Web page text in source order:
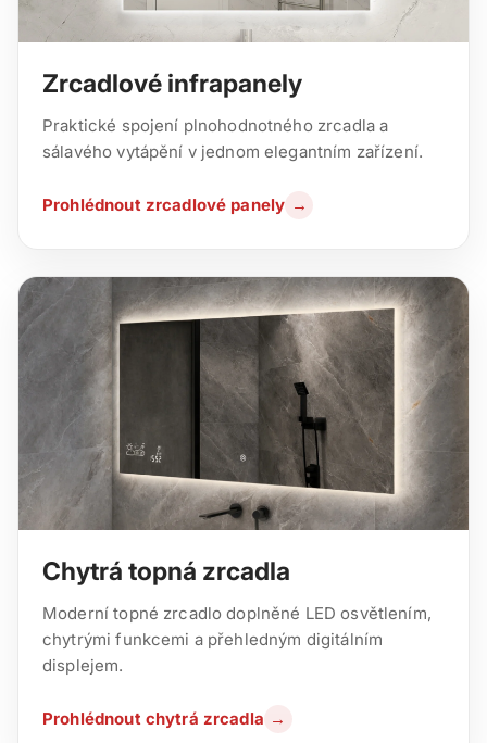
Zrcadlové infrapanely
Praktické spojení plnohodnotného zrcadla a
sálavého vytápění v jednom elegantním zařízení.
Prohlédnout zrcadlové panely →
Chytrá topná zrcadla
Moderní topné zrcadlo doplněné LED osvětlením,
chytrými funkcemi a přehledným digitálním
displejem.
Prohlédnout chytrá zrcadla →